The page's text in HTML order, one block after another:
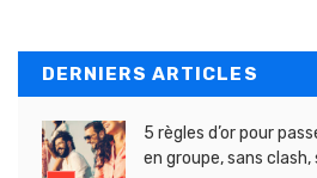
DERNIERS ARTICLES
5 règles d’or pour
en groupe, sans clash,